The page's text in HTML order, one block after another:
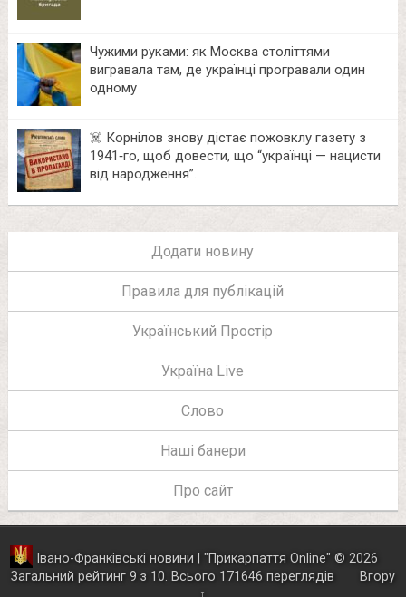
Чужими руками: як Москва століттями
вигравала там, де українці програвали один
одному
☠️ Корнілов знову дістає пожовклу газету з
1941‑го, щоб довести, що “українці — нацисти
від народження”.
Додати новину
Правила для публікацій
Український Простір
Україна Live
Слово
Наші банери
Про сайт
Івано-Франківські новини | "Прикарпаття Online" © 2026
Загальний рейтинг 9 з 10. Всього 171646 переглядів
Вгору